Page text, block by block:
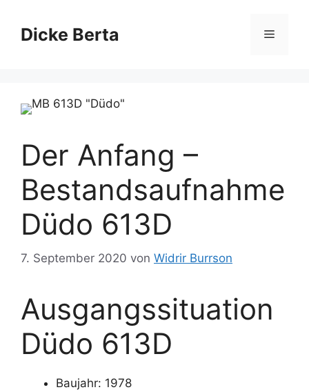
Inhalt
springen
Dicke Berta Menü
Der Anfang –
Bestandsaufnahme
Düdo 613D
7. September 2020 von Widrir Burrson
Ausgangssituation
Düdo 613D
Baujahr: 1978